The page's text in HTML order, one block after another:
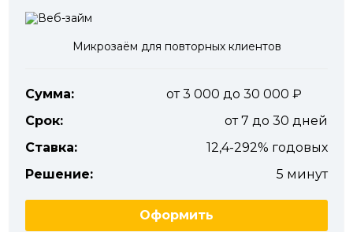
Микрозаём для повторных клиентов
Сумма:
от 3 000 до 30 000
Срок:
от 7 до 30 дней
Ставка:
12,4-292% годовых
Решение:
5 минут
Оформить